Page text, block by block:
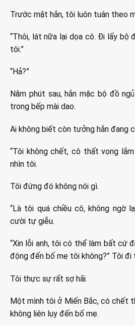
Trước mặt hắn, tôi luôn tuân theo
“Thôi, lát nữa lại dọa cô. Đi lấy bộ
tôi.”
“Hả?”
Năm phút sau, hắn mặc bộ đồ
trong bếp mài dao.
Ai không biết còn tưởng hắn đang
“Tôi không chết, cô thất vọng
nhìn tôi.
Tôi đứng đó không nói gì.
“Là tôi quá chiều cô, không ngờ
cười tự giễu.
“Xin lỗi anh, tôi có thể làm bất cứ
động đến bố mẹ tôi không?” Tôi đi
Tôi thực sự rất sợ hãi.
Một mình tôi ở Miến Bắc, có chết
không liên lụy đến bố mẹ.